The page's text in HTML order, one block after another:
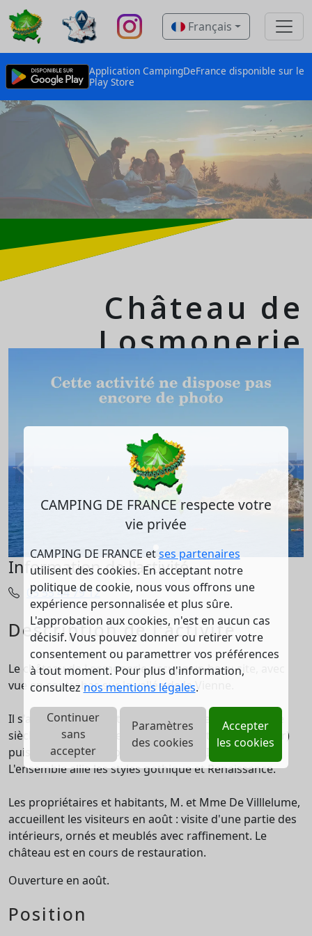
Français
Application CampingDeFrance disponible sur le
Play Store
CAMPING DE FRANCE respecte votre
vie privée
CAMPING DE FRANCE etses partenaires
utilisent des cookies. En acceptant notre
politique de cookie, nous vous offrons une
expérience personnalisée et plus sûre.
L'approbation aux cookies, n'est en aucun cas
décisif. Vous pouvez donner ou retirer votre
consentement ou paramettrer vos préférences
à tout moment. Pour plus d'information,
consultez nos mentions légales.
Continuer
sans
accepter
Paramètres
des cookies
Accepter
les cookies
Château de
Losmonerie
Information de l'activité
05 55 44 79 12
Description de l'activité
Le château de Losmonerie occupe un beau site, avec
vue en contrebas sur la vallée de la Vienne.
Il s'agit d'une élégante demeure noble, bâtie au XVIe
siècle (avec notamment une séduisante tour-escalier)
puis agrandie et embellie aux XVII-XVIIIe siècles.
L'ensemble allie les styles gothique et Renaissance.
Les propriétaires et habitants, M. et Mme De Villlelume,
accueillent les visiteurs en août : visite d'une partie des
intérieurs, ornés et meublés avec raffinement. Le
château est en cours de restauration.
Ouverture en août.
Position